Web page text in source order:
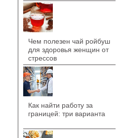
Чем полезен чай ройбуш
для здоровья женщин от
стрессов
Как найти работу за
границей: три варианта